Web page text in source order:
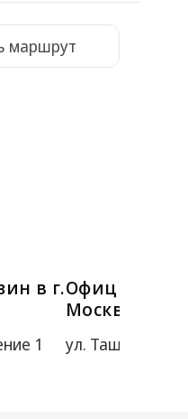
маршрут
в г.
1
Москва
ул.